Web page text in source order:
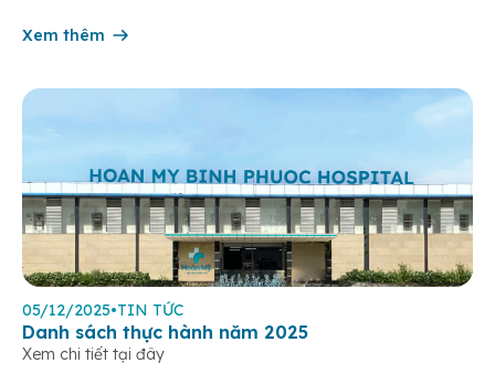
Xem thêm
05/12/2025•TIN TỨC
Danh sách thực hành năm 2025
Xem chi tiết tại đây